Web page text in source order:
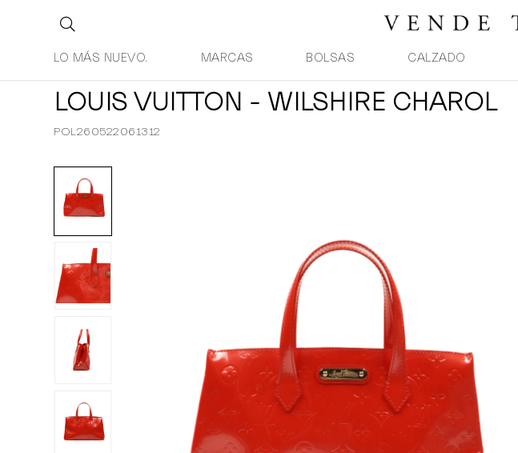
LO MÁS NUEVO. MARCAS BOLSAS CALZADO
LOUIS VUITTON - WILSHIRE CHAROL
POL260522061312